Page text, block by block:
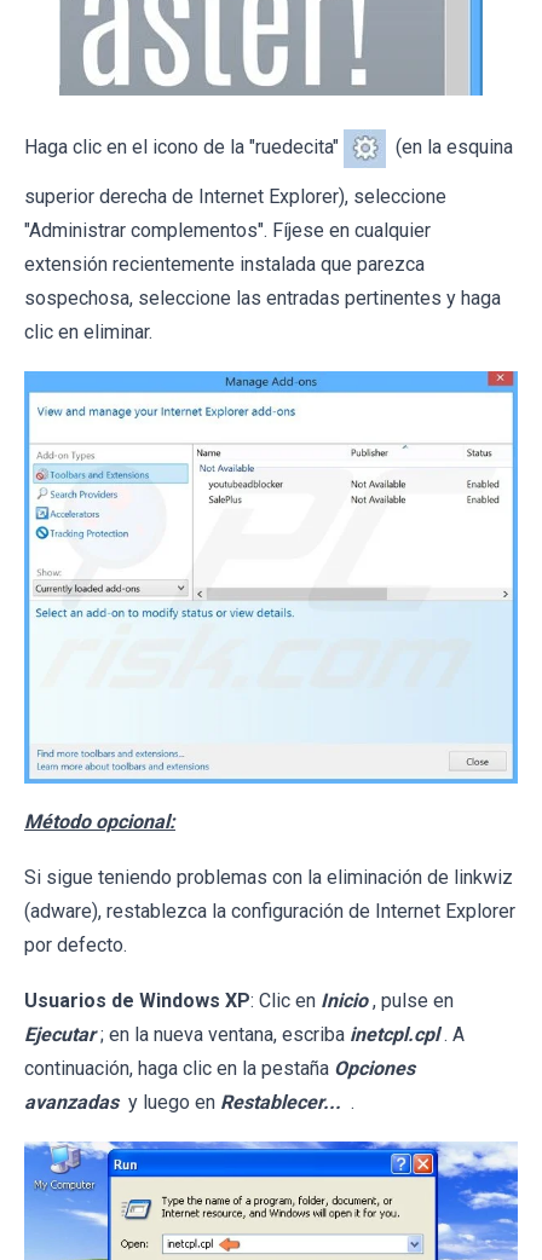
Haga clic en el icono de la "ruedecita" (en la esquina
superior derecha de Internet Explorer), seleccione
"Administrar complementos". Fíjese en cualquier
extensión recientemente instalada que parezca
sospechosa, seleccione las entradas pertinentes y haga
clic en eliminar.
Método opcional:
Si sigue teniendo problemas con la eliminación de linkwiz
(adware), restablezca la configuración de Internet Explorer
por defecto.
Usuarios de Windows XP: Clic en Inicio , pulse en
Ejecutar ; en la nueva ventana, escriba inetcpl.cpl . A
continuación, haga clic en la pestaña Opciones
avanzadas y luego en Restablecer... .